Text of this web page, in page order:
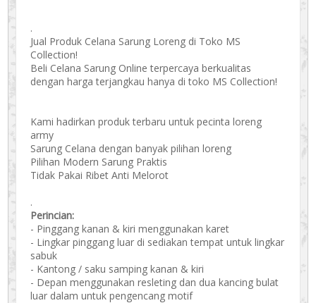
.
Jual Produk Celana Sarung Loreng di Toko MS
Collection!
Beli Celana Sarung Online terpercaya berkualitas
dengan harga terjangkau hanya di toko MS Collection!
Kami hadirkan produk terbaru untuk pecinta loreng
army
Sarung Celana dengan banyak pilihan loreng
Pilihan Modern Sarung Praktis
Tidak Pakai Ribet Anti Melorot
.
Perincian:
- Pinggang kanan & kiri menggunakan karet
- Lingkar pinggang luar di sediakan tempat untuk lingkar
sabuk
- Kantong / saku samping kanan & kiri
- Depan menggunakan resleting dan dua kancing bulat
luar dalam untuk pengencang motif